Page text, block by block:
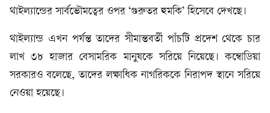
থাইল্যান্ডের সার্বভৌমত্বের ওপর ‘গুরুতর হুমকি’ হিসেবে দেখছে।
থাইল্যান্ড এখন পর্যন্ত তাদের সীমান্তবর্তী পাঁচটি প্রদেশ থেকে চার
লাখ ৩৮ হাজার বেসামরিক মানুষকে সরিয়ে নিয়েছে। কম্বোডিয়া
সরকারও বলেছে, তাদের লক্ষাধিক নাগরিককে নিরাপদ স্থানে সরিয়ে
নেওয়া হয়েছে।